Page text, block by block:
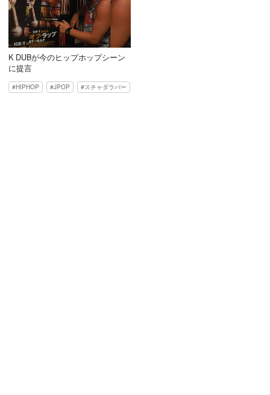
K DUBが今のヒップホップシーン
に提言
HIPHOP JPOP スチャダラパー